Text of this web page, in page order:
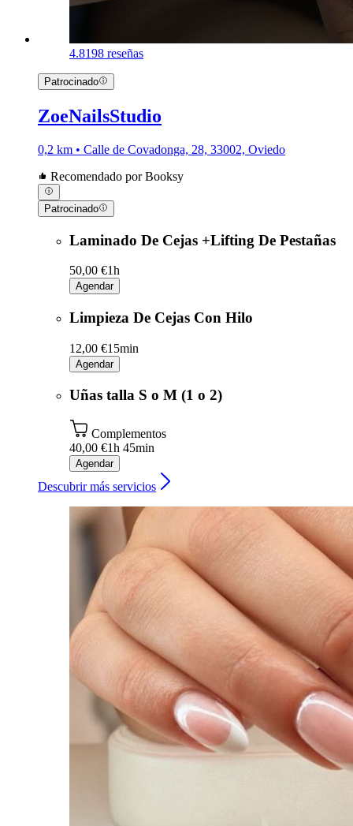
4.8198 reseñas
Patrocinado
ZoeNailsStudio
0,2 km • Calle de Covadonga, 28, 33002, Oviedo
Recomendado por Booksy
Patrocinado
Laminado De Cejas +Lifting De Pestañas
50,00 €1h
Agendar
Limpieza De Cejas Con Hilo
12,00 €15min
Agendar
Uñas talla S o M (1 o 2)
Complementos
40,00 €1h 45min
Agendar
Descubrir más servicios